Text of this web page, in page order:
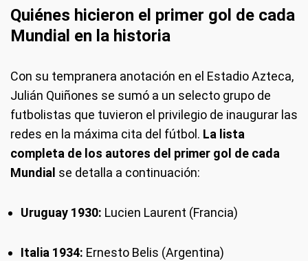
Quiénes hicieron el primer gol de cada
Mundial en la historia
Con su tempranera anotación en el Estadio Azteca,
Julián Quiñones se sumó a un selecto grupo de
futbolistas que tuvieron el privilegio de inaugurar las
redes en la máxima cita del fútbol. La lista
completa de los autores del primer gol de cada
Mundial se detalla a continuación:
Uruguay 1930: Lucien Laurent (Francia)
Italia 1934: Ernesto Belis (Argentina)